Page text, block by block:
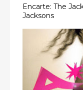
Encarte: The
Jacksons